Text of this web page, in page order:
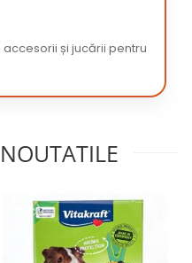
și jucării pentru